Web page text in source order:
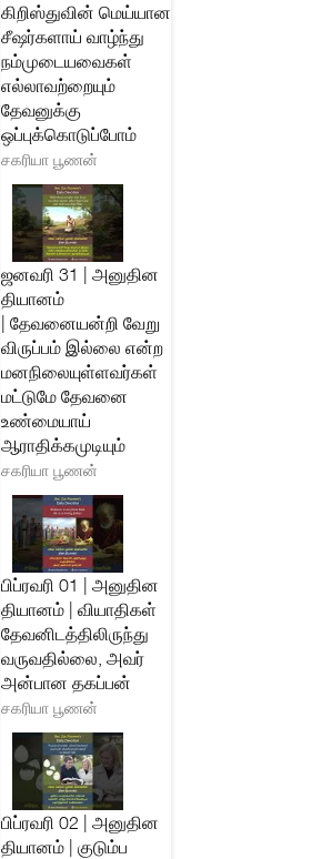
கிறிஸ்துவின் மெய்யான
சீஷர்களாய் வாழ்ந்து
நம்முடையவைகள்
எல்லாவற்றையும்
தேவனுக்கு
ஒப்புக்கொடுப்போம்
சகரியா பூணன்
ஜனவரி 31 | அனுதின
தியானம்
| தேவனையன்றி வேறு
விருப்பம் இல்லை என்ற
மனநிலையுள்ளவர்கள்
மட்டுமே தேவனை
உண்மையாய்
ஆராதிக்கமுடியும்
சகரியா பூணன்
பிப்ரவரி 01 | அனுதின
தியானம் | வியாதிகள்
தேவனிடத்திலிருந்து
வருவதில்லை, அவர்
அன்பான தகப்பன்
சகரியா பூணன்
பிப்ரவரி 02 | அனுதின
தியானம் | குடும்ப